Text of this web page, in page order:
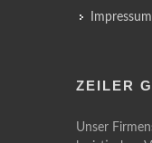
Impressum
ZEILER
Unser